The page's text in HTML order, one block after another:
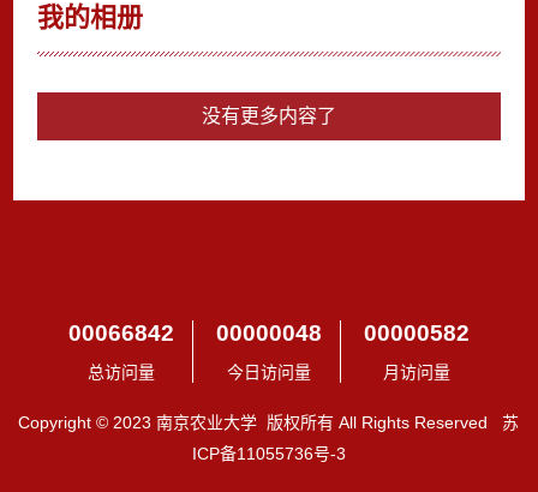
我的相册
没有更多内容了
00066842
总访问量
00000048
今日访问量
00000582
月访问量
Copyright © 2023 南京农业大学 版权所有 All Rights Reserved 苏
ICP备11055736号-3